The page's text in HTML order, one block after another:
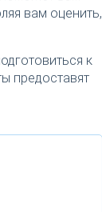
вам оценить,
к
предоставят